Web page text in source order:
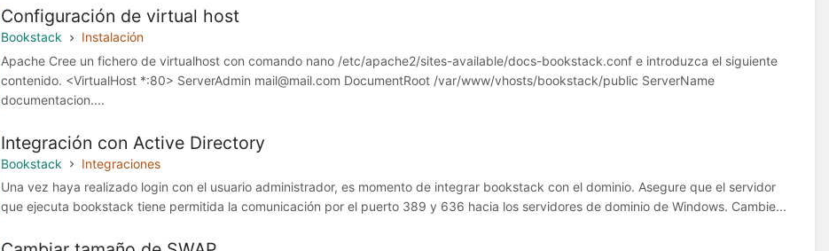
Configuración de virtual host
Bookstack
Instalación
Apache Cree un fichero de virtualhost con comando nano /etc/apache2/sites-available/docs-bookstack.conf e introduzca el siguiente
contenido. <VirtualHost *:80> ServerAdmin mail@mail.com DocumentRoot /var/www/vhosts/bookstack/public ServerName
documentacion....
Integración con Active Directory
Bookstack
Integraciones
Una vez haya realizado login con el usuario administrador, es momento de integrar bookstack con el dominio. Asegure que el servidor
que ejecuta bookstack tiene permitida la comunicación por el puerto 389 y 636 hacia los servidores de dominio de Windows. Cambie...